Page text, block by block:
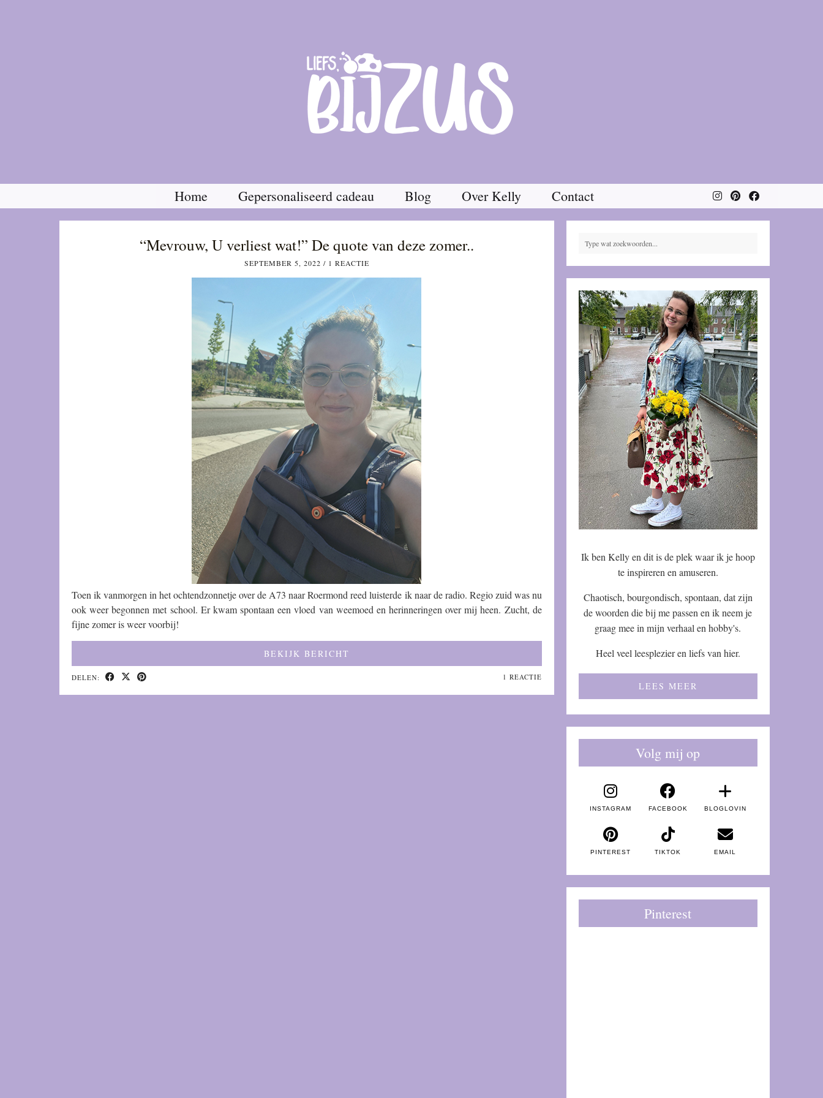
Home Gepersonaliseerd cadeau Blog Over Kelly Contact
“Mevrouw, U verliest wat!” De quote van deze zomer..
SEPTEMBER 5, 2022 / 1 REACTIE
Toen ik vanmorgen in het ochtendzonnetje over de A73 naar Roermond reed luisterde ik naar de radio. Regio zuid was nu
ook weer begonnen met school. Er kwam spontaan een vloed van weemoed en herinneringen over mij heen. Zucht, de
fijne zomer is weer voorbij!
BEKIJK BERICHT
DELEN: 1 REACTIE
Ik ben Kelly en dit is de plek waar ik je hoop
te inspireren en amuseren.
Chaotisch, bourgondisch, spontaan, dat zijn
de woorden die bij me passen en ik neem je
graag mee in mijn verhaal en hobby's.
Heel veel leesplezier en liefs van hier.
LEES MEER
Volg mij op
INSTAGRAM FACEBOOK BLOGLOVIN
PINTEREST TIKTOK EMAIL
Pinterest